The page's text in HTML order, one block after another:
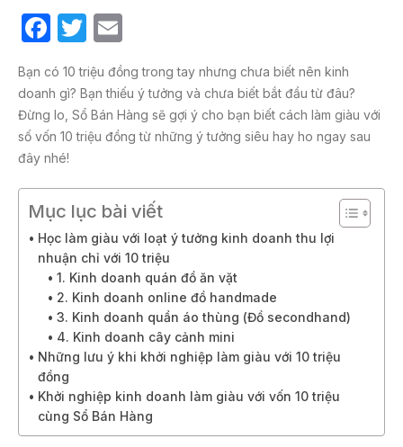
F
c
e
b
o
o
k
T
itt
er
ail
Bạn có 10 triệu đồng trong tay nhưng chưa biết nên kinh
doanh gì? Bạn thiếu ý tưởng và chưa biết bắt đầu từ đâu?
Đừng lo, Sổ Bán Hàng sẽ gợi ý cho bạn biết cách làm giàu với
số vốn 10 triệu đồng từ những ý tưởng siêu hay ho ngay sau
đây nhé!
Mục lục bài viết
Học làm giàu với loạt ý tưởng kinh doanh thu lợi
nhuận chỉ với 10 triệu
1. Kinh doanh quán đồ ăn vặt
2. Kinh doanh online đồ handmade
3. Kinh doanh quần áo thùng (Đồ secondhand)
4. Kinh doanh cây cảnh mini
Những lưu ý khi khởi nghiệp làm giàu với 10 triệu
đồng
Khởi nghiệp kinh doanh làm giàu với vốn 10 triệu
cùng Sổ Bán Hàng